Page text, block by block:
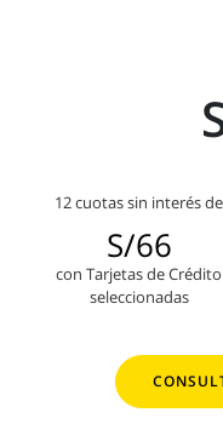
12 cuotas sin interés de
S/66
con Tarjetas de Crédito
seleccionadas